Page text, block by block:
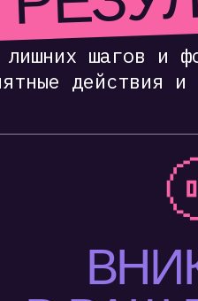
ВАШ
СНАЧАЛА РАЗБИРАЕМСЯ, ЧЕМ ВЫ
НАСТРАИВАЕМ РЕКЛАМУ.